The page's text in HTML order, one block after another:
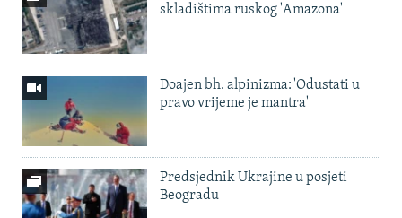
skladištima ruskog 'Amazona'
Doajen bh. alpinizma: 'Odustati u
pravo vrijeme je mantra'
Predsjednik Ukrajine u posjeti
Beogradu